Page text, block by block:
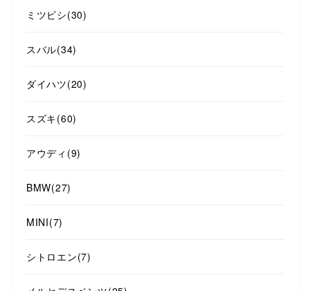
ミツビシ(30)
スバル(34)
ダイハツ(20)
スズキ(60)
アウディ (9)
BMW(27)
MINI(7)
シトロエン(7)